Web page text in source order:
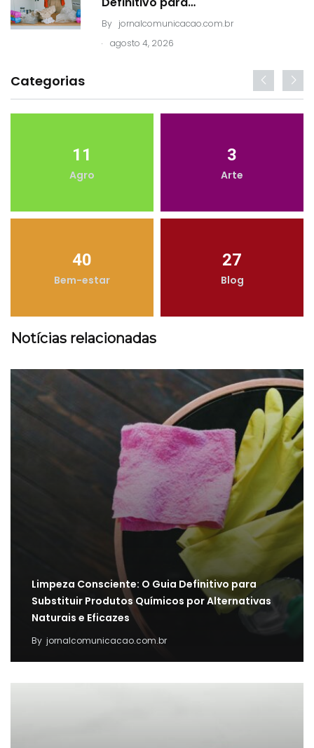
By jornalcomunicacao.com.br
.
agosto 4, 2026
Categorias
11
Agro
3
Arte
40
Bem-estar
27
Blog
Notícias relacionadas
Limpeza Consciente: O Guia Definitivo para
Substituir Produtos Químicos por Alternativas
Naturais e Eficazes
By jornalcomunicacao.com.br